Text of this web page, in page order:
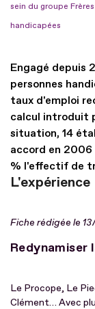
sein du groupe
handicapées
Engagé depuis
personnes
taux d'emploi
calcul introduit
situation, 14
accord en
% l'effectif de
L'expérience
Fiche rédigée le
Redynamiser
Le Procope, Le
Clément… Avec